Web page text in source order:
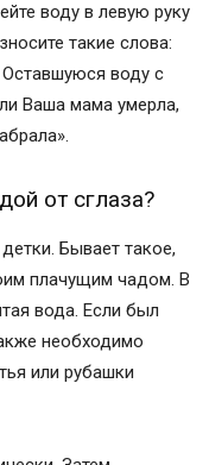
воду в левую руку
такие слова:
Оставшуюся воду с
Ваша мама умерла,
от сглаза?
Бывает такое,
плачущим чадом. В
вода. Если был
необходимо
или рубашки